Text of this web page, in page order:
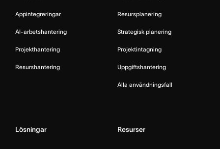
Appintegreringar
AI-arbetshantering
Projekthantering
Resurshantering
Resursplanering
Strategisk planering
Projektintagning
Uppgiftshantering
Alla användningsfall
Lösningar Resurser